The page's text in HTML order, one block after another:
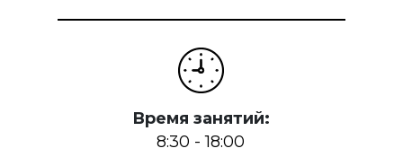
Время занятий:
8:30 - 18:00